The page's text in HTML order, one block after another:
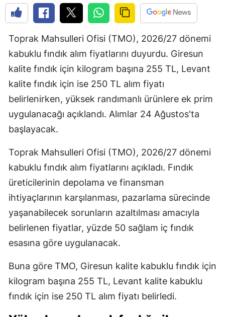
Toprak Mahsulleri Ofisi (TMO), 2026/27 dönemi
kabuklu fındık alım fiyatlarını duyurdu. Giresun
kalite fındık için kilogram başına 255 TL, Levant
kalite fındık için ise 250 TL alım fiyatı
belirlenirken, yüksek randımanlı ürünlere ek prim
uygulanacağı açıklandı. Alımlar 24 Ağustos'ta
başlayacak.
Toprak Mahsulleri Ofisi (TMO), 2026/27 dönemi
kabuklu fındık alım fiyatlarını açıkladı. Fındık
üreticilerinin depolama ve finansman
ihtiyaçlarının karşılanması, pazarlama sürecinde
yaşanabilecek sorunların azaltılması amacıyla
belirlenen fiyatlar, yüzde 50 sağlam iç fındık
esasına göre uygulanacak.
Buna göre TMO, Giresun kalite kabuklu fındık için
kilogram başına 255 TL, Levant kalite kabuklu
fındık için ise 250 TL alım fiyatı belirledi.